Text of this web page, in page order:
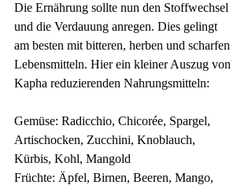
Die Ernährung sollte nun den Stoffwechsel
und die Verdauung anregen. Dies gelingt
am besten mit bitteren, herben und scharfen
Lebensmitteln. Hier ein kleiner Auszug von
Kapha reduzierenden Nahrungsmitteln:
Gemüse: Radicchio, Chicorée, Spargel,
Artischocken, Zucchini, Knoblauch,
Kürbis, Kohl, Mangold
Früchte: Äpfel, Birnen, Beeren, Mango,